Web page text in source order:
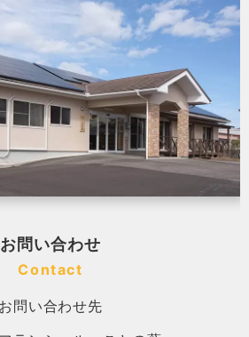
お問い合わせ
Contact
お問い合わせ先